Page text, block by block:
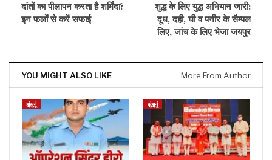
दांतों का पीलापन करता है शर्मिंदा?
इन फलों से करें सफाई
शुद्ध के लिए युद्ध अभियान जारी:
दूध, दही, घी व पनीर के सैम्पल
लिए, जांच के लिए भेजा जयपुर
YOU MIGHT ALSO LIKE More From Author
झुंझुनूं झुंझुनूं